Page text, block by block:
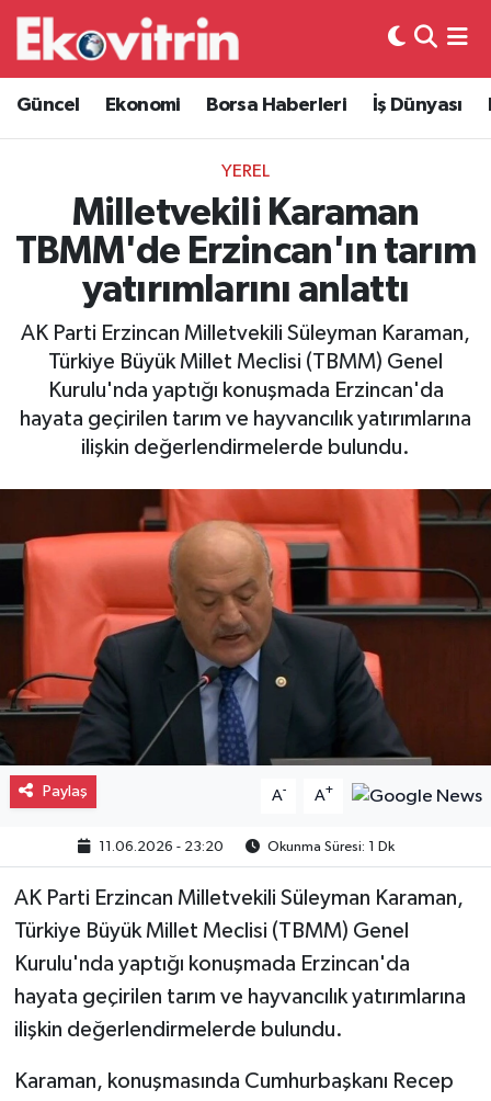
Güncel Ekonomi Borsa Haberleri İş Dünyası
YEREL
Milletvekili Karaman
TBMM'de Erzincan'ın tarım
yatırımlarını anlattı
AK Parti Erzincan Milletvekili Süleyman Karaman,
Türkiye Büyük Millet Meclisi (TBMM) Genel
Kurulu'nda yaptığı konuşmada Erzincan'da
hayata geçirilen tarım ve hayvancılık yatırımlarına
ilişkin değerlendirmelerde bulundu.
Paylaş A- A+
11.06.2026 - 23:20 Okunma Süresi: 1 Dk
AK Parti Erzincan Milletvekili Süleyman Karaman,
Türkiye Büyük Millet Meclisi (TBMM) Genel
Kurulu'nda yaptığı konuşmada Erzincan'da
hayata geçirilen tarım ve hayvancılık yatırımlarına
ilişkin değerlendirmelerde bulundu.
Karaman, konuşmasında Cumhurbaşkanı Recep
Güncel
Ekonomi
Borsa Haberleri
İş Dünyası
Lojistik
Otovitrin
Asayiş
Gayrimenkul
Eğitim
Hava Durumu
Trafik Durumu
Süper Lig Puan Durumu ve Fikstür
Tüm Manşetler
Son Dakika Haberleri
Haber Arşivi